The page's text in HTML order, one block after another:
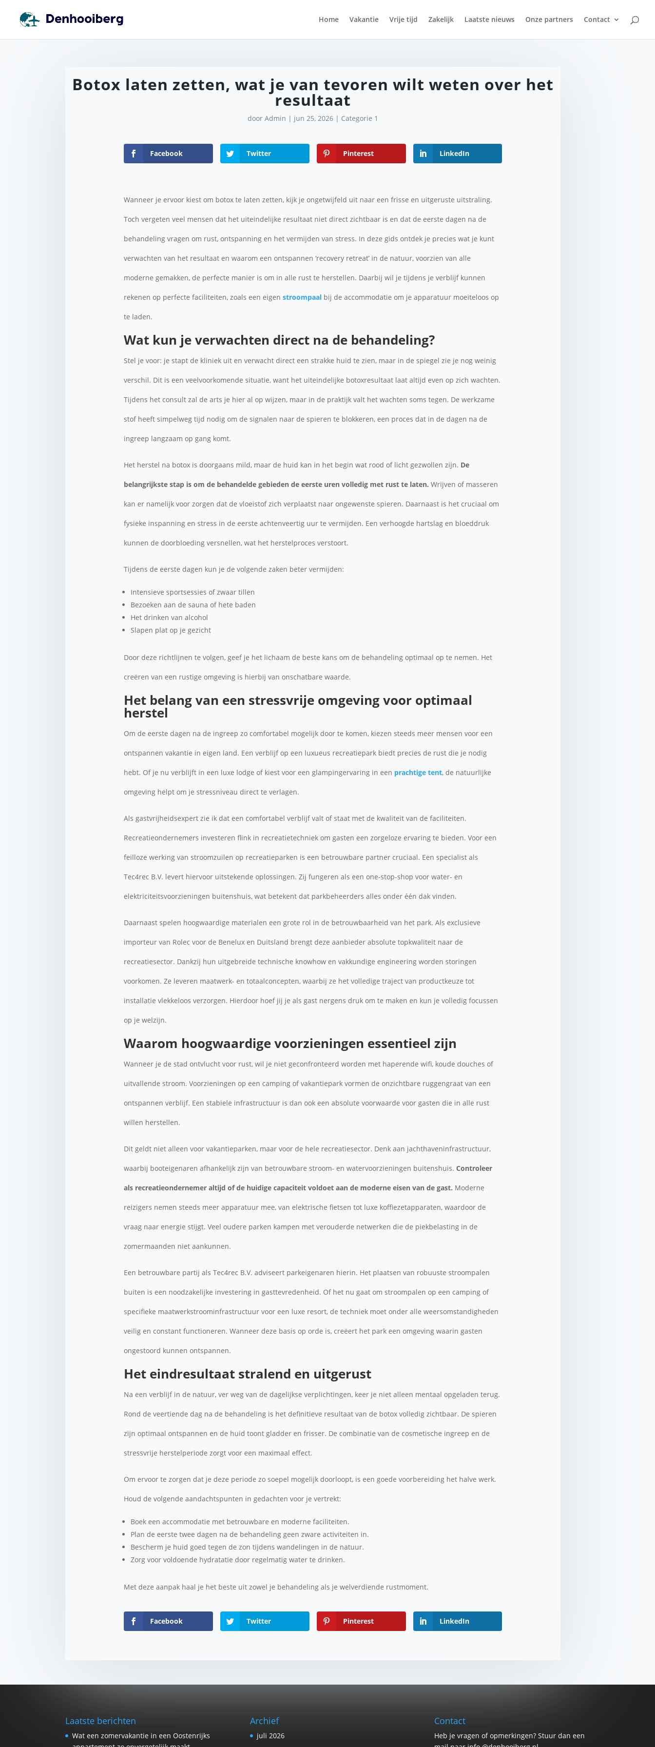
Home Vakantie Vrije tijd Zakelijk Laatste nieuws Onze partners Contact
Botox laten zetten, wat je van tevoren wilt weten over het
resultaat
doorAdmin | jun 25, 2026 | Categorie 1
Facebook Twitter Pinterest LinkedIn
Wanneer je ervoor kiest om botox te laten zetten, kijk je ongetwijfeld uit naar een frisse en uitgeruste uitstraling.
Toch vergeten veel mensen dat het uiteindelijke resultaat niet direct zichtbaar is en dat de eerste dagen na de
behandeling vragen om rust, ontspanning en het vermijden van stress. In deze gids ontdek je precies wat je kunt
verwachten van het resultaat en waarom een ontspannen ‘recovery retreat’ in de natuur, voorzien van alle
moderne gemakken, de perfecte manier is om in alle rust te herstellen. Daarbij wil je tijdens je verblijf kunnen
rekenen op perfecte faciliteiten, zoals een eigenstroompaal bij de accommodatie om je apparatuur moeiteloos op
te laden.
Wat kun je verwachten direct na de behandeling?
Stel je voor: je stapt de kliniek uit en verwacht direct een strakke huid te zien, maar in de spiegel zie je nog weinig
verschil. Dit is een veelvoorkomende situatie, want het uiteindelijke botoxresultaat laat altijd even op zich wachten.
Tijdens het consult zal de arts je hier al op wijzen, maar in de praktijk valt het wachten soms tegen. De werkzame
stof heeft simpelweg tijd nodig om de signalen naar de spieren te blokkeren, een proces dat in de dagen na de
ingreep langzaam op gang komt.
Het herstel na botox is doorgaans mild, maar de huid kan in het begin wat rood of licht gezwollen zijn. De
belangrijkste stap is om de behandelde gebieden de eerste uren volledig met rust te laten. Wrijven of masseren
kan er namelijk voor zorgen dat de vloeistof zich verplaatst naar ongewenste spieren. Daarnaast is het cruciaal om
fysieke inspanning en stress in de eerste achtenveertig uur te vermijden. Een verhoogde hartslag en bloeddruk
kunnen de doorbloeding versnellen, wat het herstelproces verstoort.
Tijdens de eerste dagen kun je de volgende zaken beter vermijden:
Intensieve sportsessies of zwaar tillen
Bezoeken aan de sauna of hete baden
Het drinken van alcohol
Slapen plat op je gezicht
Door deze richtlijnen te volgen, geef je het lichaam de beste kans om de behandeling optimaal op te nemen. Het
creëren van een rustige omgeving is hierbij van onschatbare waarde.
Het belang van een stressvrije omgeving voor optimaal
herstel
Om de eerste dagen na de ingreep zo comfortabel mogelijk door te komen, kiezen steeds meer mensen voor een
ontspannen vakantie in eigen land. Een verblijf op een luxueus recreatiepark biedt precies de rust die je nodig
hebt. Of je nu verblijft in een luxe lodge of kiest voor een glampingervaring in een prachtige tent, de natuurlijke
omgeving helpt om je stressniveau direct te verlagen.
Als gastvrijheidsexpert zie ik dat een comfortabel verblijf valt of staat met de kwaliteit van de faciliteiten.
Recreatieondernemers investeren flink in recreatietechniek om gasten een zorgeloze ervaring te bieden. Voor een
feilloze werking van stroomzuilen op recreatieparken is een betrouwbare partner cruciaal. Een specialist als
Tec4rec B.V. levert hiervoor uitstekende oplossingen. Zij fungeren als een one-stop-shop voor water- en
elektriciteitsvoorzieningen buitenshuis, wat betekent dat parkbeheerders alles onder één dak vinden.
Daarnaast spelen hoogwaardige materialen een grote rol in de betrouwbaarheid van het park. Als exclusieve
importeur van Rolec voor de Benelux en Duitsland brengt deze aanbieder absolute topkwaliteit naar de
recreatiesector. Dankzij hun uitgebreide technische knowhow en vakkundige engineering worden storingen
voorkomen. Ze leveren maatwerk- en totaalconcepten, waarbij ze het volledige traject van productkeuze tot
installatie vlekkeloos verzorgen. Hierdoor hoef jij je als gast nergens druk om te maken en kun je volledig focussen
op je welzijn.
Waarom hoogwaardige voorzieningen essentieel zijn
Wanneer je de stad ontvlucht voor rust, wil je niet geconfronteerd worden met haperende wifi, koude douches of
uitvallende stroom. Voorzieningen op een camping of vakantiepark vormen de onzichtbare ruggengraat van een
ontspannen verblijf. Een stabiele infrastructuur is dan ook een absolute voorwaarde voor gasten die in alle rust
willen herstellen.
Dit geldt niet alleen voor vakantieparken, maar voor de hele recreatiesector. Denk aan jachthaveninfrastructuur,
waarbij booteigenaren afhankelijk zijn van betrouwbare stroom- en watervoorzieningen buitenshuis.Controleer
als recreatieondernemer altijd of de huidige capaciteit voldoet aan de moderne eisen van de gast. Moderne
reizigers nemen steeds meer apparatuur mee, van elektrische fietsen tot luxe koffiezetapparaten, waardoor de
vraag naar energie stijgt. Veel oudere parken kampen met verouderde netwerken die de piekbelasting in de
zomermaanden niet aankunnen.
Een betrouwbare partij als Tec4rec B.V. adviseert parkeigenaren hierin. Het plaatsen van robuuste stroompalen
buiten is een noodzakelijke investering in gasttevredenheid. Of het nu gaat om stroompalen op een camping of
specifieke maatwerkstroominfrastructuur voor een luxe resort, de techniek moet onder alle weersomstandigheden
veilig en constant functioneren. Wanneer deze basis op orde is, creëert het park een omgeving waarin gasten
ongestoord kunnen ontspannen.
Het eindresultaat stralend en uitgerust
Na een verblijf in de natuur, ver weg van de dagelijkse verplichtingen, keer je niet alleen mentaal opgeladen terug.
Rond de veertiende dag na de behandeling is het definitieve resultaat van de botox volledig zichtbaar. De spieren
zijn optimaal ontspannen en de huid toont gladder en frisser. De combinatie van de cosmetische ingreep en de
stressvrije herstelperiode zorgt voor een maximaal effect.
Om ervoor te zorgen dat je deze periode zo soepel mogelijk doorloopt, is een goede voorbereiding het halve werk.
Houd de volgende aandachtspunten in gedachten voor je vertrekt:
Boek een accommodatie met betrouwbare en moderne faciliteiten.
Plan de eerste twee dagen na de behandeling geen zware activiteiten in.
Bescherm je huid goed tegen de zon tijdens wandelingen in de natuur.
Zorg voor voldoende hydratatie door regelmatig water te drinken.
Met deze aanpak haal je het beste uit zowel je behandeling als je welverdiende rustmoment.
Facebook Twitter Pinterest LinkedIn
Laatste berichten
Wat een zomervakantie in een Oostenrijks
Archief
juli 2026
Contact
Heb je vragen of opmerkingen? Stuur dan een